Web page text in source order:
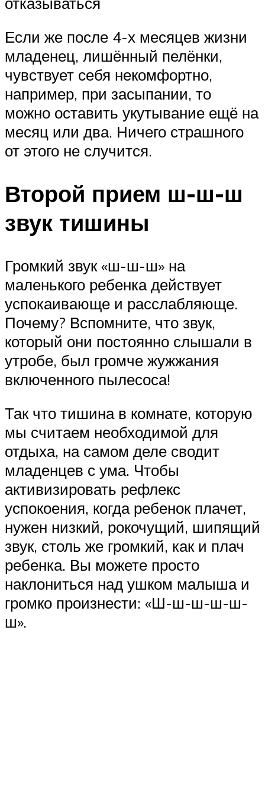
Если же после 4-х месяцев жизни
младенец, лишённый пелёнки,
чувствует себя некомфортно,
например, при засыпании, то
можно оставить укутывание ещё на
месяц или два. Ничего страшного
от этого не случится.
Второй прием ш-ш-ш
звук тишины
Громкий звук «ш-ш-ш» на
маленького ребенка действует
успокаивающе и расслабляюще.
Почему? Вспомните, что звук,
который они постоянно слышали в
утробе, был громче жужжания
включенного пылесоса!
Так что тишина в комнате, которую
мы считаем необходимой для
отдыха, на самом деле сводит
младенцев с ума. Чтобы
активизировать рефлекс
успокоения, когда ребенок плачет,
нужен низкий, рокочущий, шипящий
звук, столь же громкий, как и плач
ребенка. Вы можете просто
наклониться над ушком малыша и
громко произнести: «Ш-ш-ш-ш-ш-
ш».